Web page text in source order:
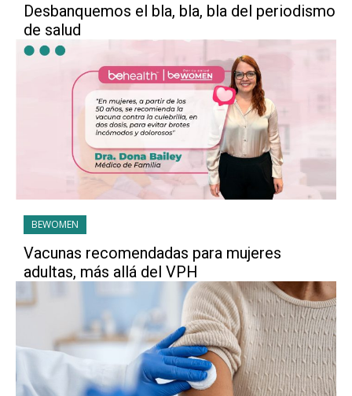
Desbanquemos el bla, bla, bla del periodismo
de salud
BEWOMEN
Vacunas recomendadas para mujeres
adultas, más allá del VPH